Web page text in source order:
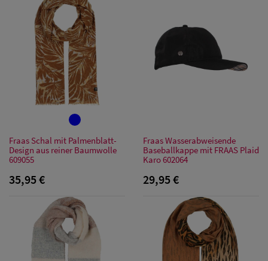
Fraas Schal mit Palmenblatt-
Design aus reiner Baumwolle
609055
35,95 €
Fraas Wasserabweisende
Baseballkappe mit FRAAS Plaid
Karo 602064
29,95 €